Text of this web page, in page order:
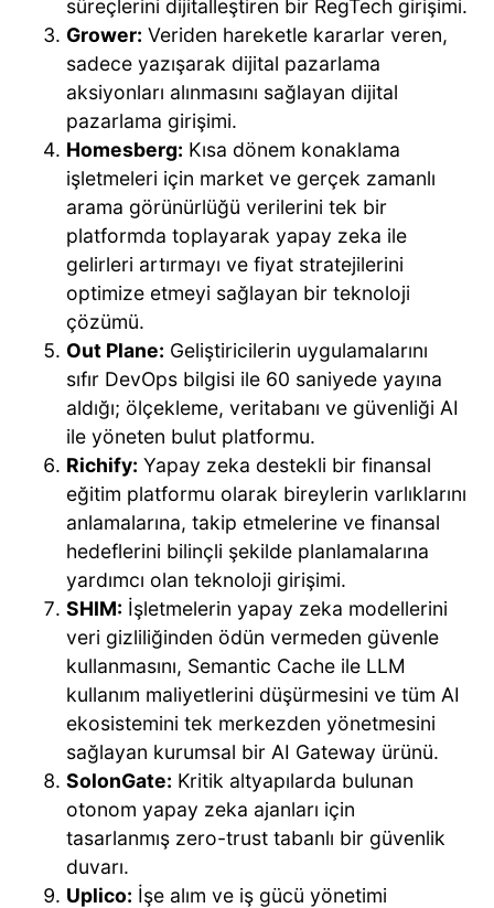
süreçlerini dijitalleştiren bir RegTech girişimi.
Grower: Veriden hareketle kararlar veren,
sadece yazışarak dijital pazarlama
aksiyonları alınmasını sağlayan dijital
pazarlama girişimi.
Homesberg: Kısa dönem konaklama
işletmeleri için market ve gerçek zamanlı
arama görünürlüğü verilerini tek bir
platformda toplayarak yapay zeka ile
gelirleri artırmayı ve fiyat stratejilerini
optimize etmeyi sağlayan bir teknoloji
çözümü.
Out Plane: Geliştiricilerin uygulamalarını
sıfır DevOps bilgisi ile 60 saniyede yayına
aldığı; ölçekleme, veritabanı ve güvenliği AI
ile yöneten bulut platformu.
Richify: Yapay zeka destekli bir finansal
eğitim platformu olarak bireylerin varlıklarını
anlamalarına, takip etmelerine ve finansal
hedeflerini bilinçli şekilde planlamalarına
yardımcı olan teknoloji girişimi.
SHIM: İşletmelerin yapay zeka modellerini
veri gizliliğinden ödün vermeden güvenle
kullanmasını, Semantic Cache ile LLM
kullanım maliyetlerini düşürmesini ve tüm AI
ekosistemini tek merkezden yönetmesini
sağlayan kurumsal bir AI Gateway ürünü.
SolonGate: Kritik altyapılarda bulunan
otonom yapay zeka ajanları için
tasarlanmış zero-trust tabanlı bir güvenlik
duvarı.
Uplico: İşe alım ve iş gücü yönetimi